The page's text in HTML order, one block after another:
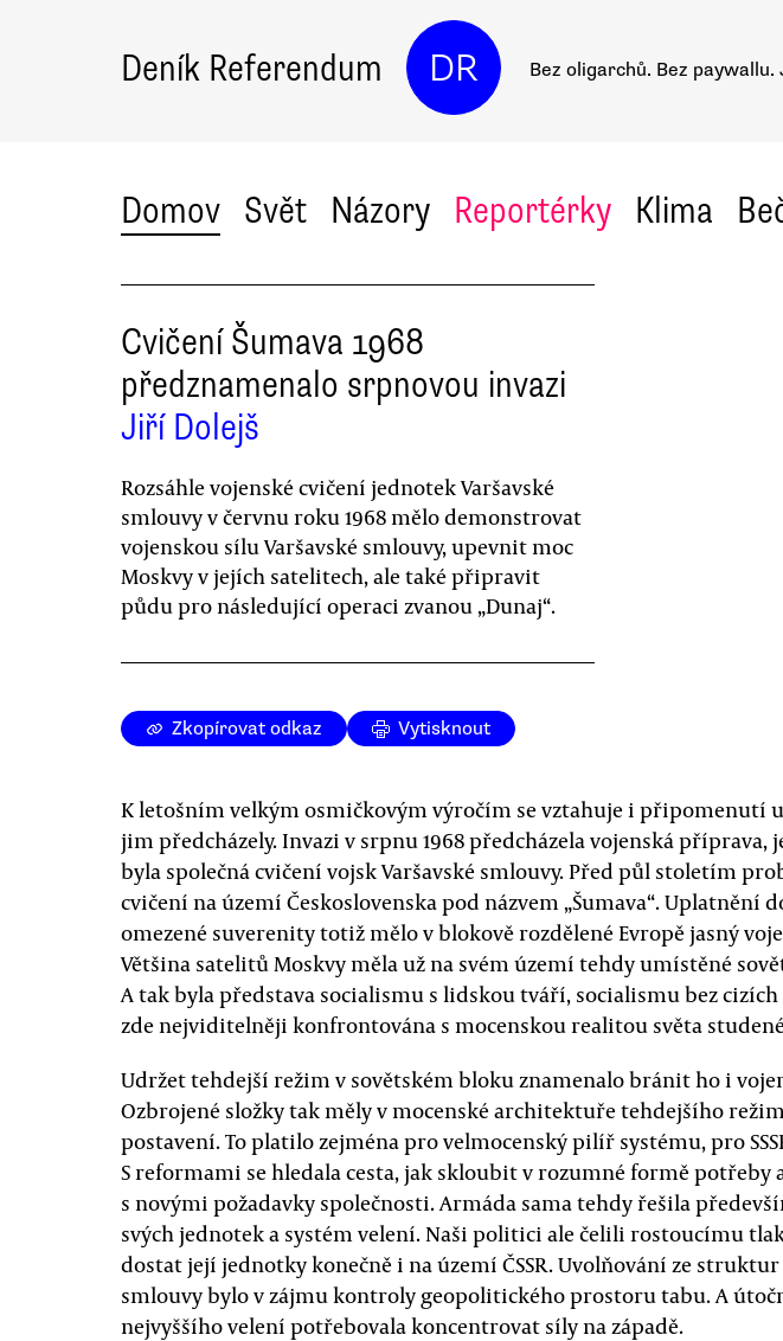
Deník Referendum DR Bez oligarchů. Bez paywallu.
Domov Svět Názory Reportérky Klima
Cvičení Šumava 1968
předznamenalo srpnovou invazi
Jiří Dolejš
Rozsáhle vojenské cvičení jednotek Varšavské
smlouvy v červnu roku 1968 mělo demonstrovat
vojenskou sílu Varšavské smlouvy, upevnit moc
Moskvy v jejích satelitech, ale také připravit
půdu pro následující operaci zvanou „Dunaj“.
Zkopírovat odkaz Vytisknout
K letošním velkým osmičkovým výročím se vztahuje i připomenutí
jim předcházely. Invazi v srpnu 1968 předcházela vojenská příprava,
byla společná cvičení vojsk Varšavské smlouvy. Před půl stoletím
cvičení na území Československa pod názvem „Šumava“. Uplatnění
omezené suverenity totiž mělo v blokově rozdělené Evropě jasný
Většina satelitů Moskvy měla už na svém území tehdy umístěné
A tak byla představa socialismu s lidskou tváří, socialismu bez
zde nejviditelněji konfrontována s mocenskou realitou světa
Udržet tehdejší režim v sovětském bloku znamenalo bránit ho i
Ozbrojené složky tak měly v mocenské architektuře tehdejšího
postavení. To platilo zejména pro velmocenský pilíř systému, pro
S reformami se hledala cesta, jak skloubit v rozumné formě potřeby
s novými požadavky společnosti. Armáda sama tehdy řešila
svých jednotek a systém velení. Naši politici ale čelili rostoucímu
dostat její jednotky konečně i na území ČSSR. Uvolňování ze struktur
smlouvy bylo v zájmu kontroly geopolitického prostoru tabu. A
nejvyššího velení potřebovala koncentrovat síly na západě.